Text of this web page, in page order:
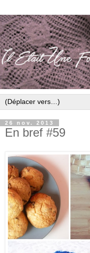
26 nov. 2013
En bref #59